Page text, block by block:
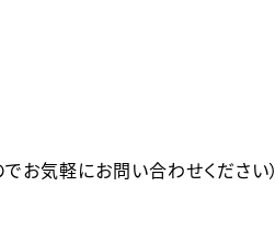
お気軽にお問い合わせください）